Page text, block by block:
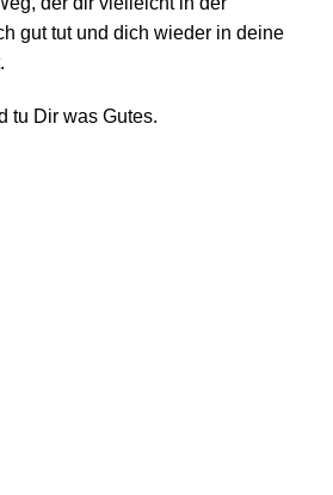
gut tut und dich wieder in deine
tu Dir was Gutes.